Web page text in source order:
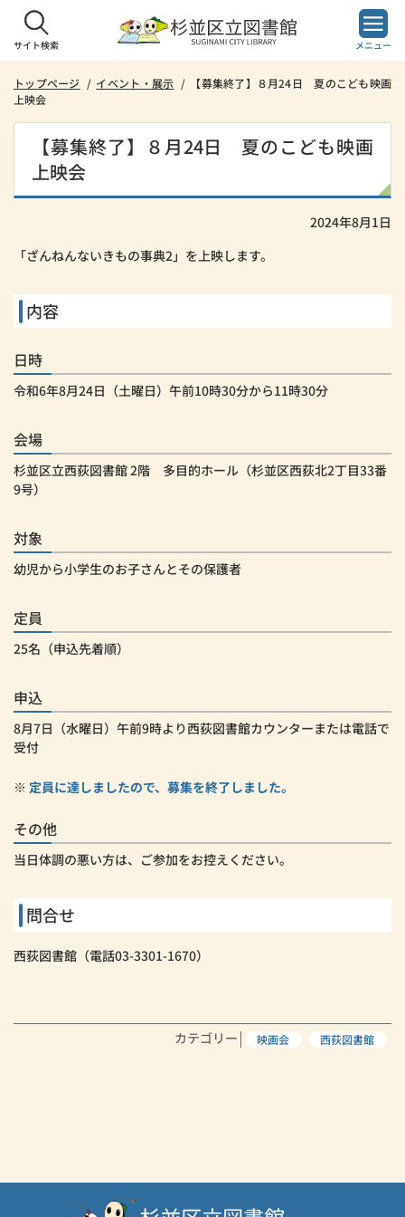
ス
サイト検索 メニュー
トップページ イベント・展示
【募集終了】８月24日 夏のこども映画
上映会
【募集終了】８月24日 夏のこども映画
上映会
2024年8月1日
「ざんねんないきもの事典2」を上映します。
内容
日時
令和6年8月24日（土曜日）午前10時30分から11時30分
会場
杉並区立西荻図書館 2階 多目的ホール（杉並区西荻北2丁目33番
9号）
対象
幼児から小学生のお子さんとその保護者
定員
25名（申込先着順）
申込
8月7日（水曜日）午前9時より西荻図書館カウンターまたは電話で
受付
定員に達しましたので、募集を終了しました。
その他
当日体調の悪い方は、ご参加をお控えください。
問合せ
西荻図書館（電話03-3301-1670）
カテゴリー 映画会 西荻図書館